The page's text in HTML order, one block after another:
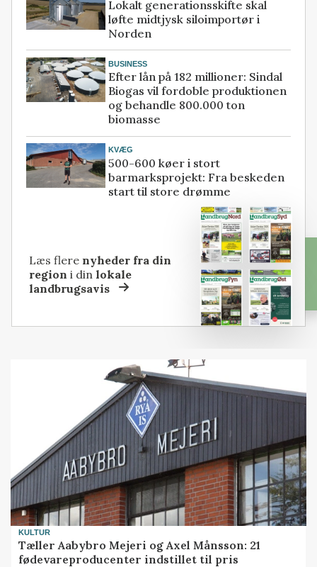
Lokalt generationsskifte skal
løfte midtjysk siloimportør i
Norden
BUSINESS
Efter lån på 182 millioner: Sindal
Biogas vil fordoble produktionen
og behandle 800.000 ton
biomasse
KVÆG
500-600 køer i stort
barmarksprojekt: Fra beskeden
start til store drømme
Læs flere nyheder fra din
region i dinlokale
landbrugsavis
KULTUR
Tæller Aabybro Mejeri og Axel Månsson: 21
fødevareproducenter indstillet til pris